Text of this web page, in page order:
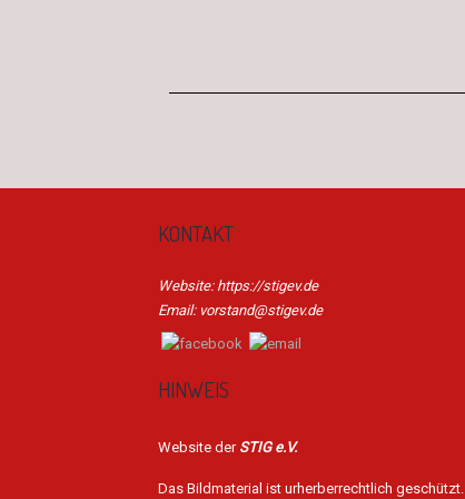
KONTAKT
Website: https://stigev.de
Email: vorstand@stigev.de
HINWEIS
Website der STIG e.V.
Das Bildmaterial ist urherberrechtlich geschützt.